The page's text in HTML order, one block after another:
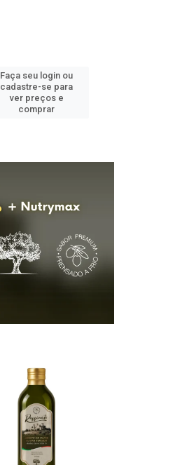
Faça seu login ou
cadastre-se para
ver preços e
comprar